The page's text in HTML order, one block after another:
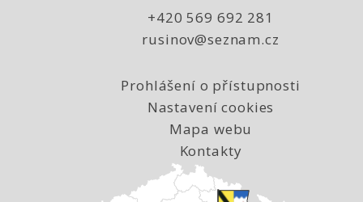
+420 569 692 281
rusinov@seznam.cz
Prohlášení o přístupnosti
Nastavení cookies
Mapa webu
Kontakty